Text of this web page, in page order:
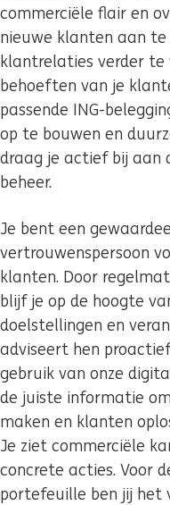
commerciële flair en
nieuwe klanten aan
klantrelaties verder te
behoeften van je
passende ING-
op te bouwen en
draag je actief bij aan
beheer.
Je bent een
vertrouwenspersoon
klanten. Door
blijf je op de hoogte
doelstellingen en
adviseert hen
gebruik van onze
de juiste informatie
maken en klanten
Je ziet commerciële
concrete acties. Voor
portefeuille ben jij het